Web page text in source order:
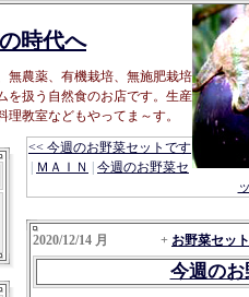
時代へ
無農薬、有機栽培、無施肥栽培
を扱う自然食のお店です。生産
教室などもやってま～す。
<< 今週のお野菜セットです
ＭＡＩＮ
今週のお野菜セ
2020/12/14 月 + お野菜セッ
今週の